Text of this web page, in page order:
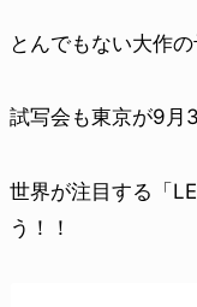
とんでもない大作
試写会も東京が9月
世界が注目する「
う！！